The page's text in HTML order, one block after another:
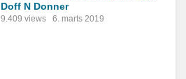
Doff N Donner
9.409 views 6. marts 2019